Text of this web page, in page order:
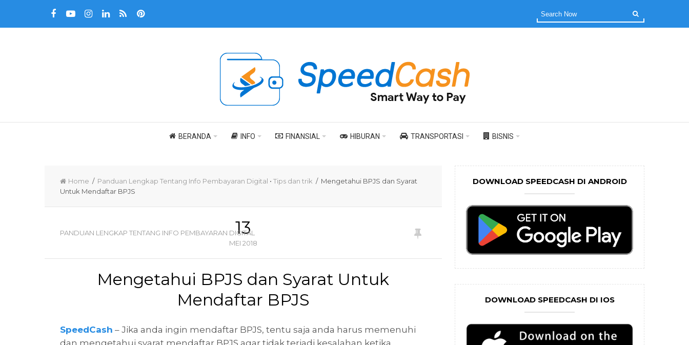
BERANDA INFO FINANSIAL HIBURAN TRANSPORTASI BISNIS
Home / Panduan Lengkap Tentang Info Pembayaran Digital • Tips dan trik / Mengetahui BPJS dan Syarat
Untuk Mendaftar BPJS
13
MEI 2018
PANDUAN LENGKAP TENTANG INFO PEMBAYARAN DIGITAL
Mengetahui BPJS dan Syarat Untuk
Mendaftar BPJS
SpeedCash – Jika anda ingin mendaftar BPJS, tentu saja anda harus memenuhi
dan mengetahui syarat mendaftar BPJS agar tidak terjadi kesalahan ketika
DOWNLOAD SPEEDCASH DI ANDROID
DOWNLOAD SPEEDCASH DI IOS